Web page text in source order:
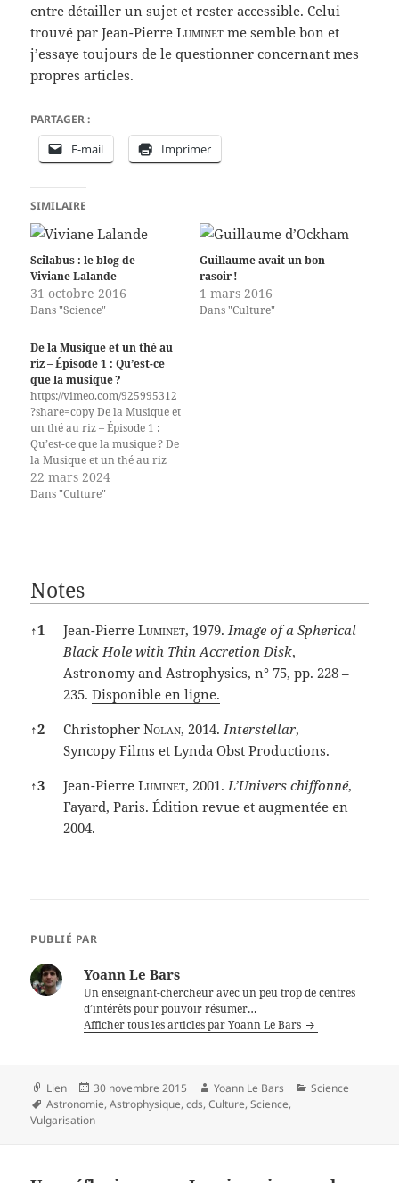
entre détailler un sujet et rester accessible. Celui
trouvé par Jean-PierreLuminet me semble bon et
j’essaye toujours de le questionner concernant mes
propres articles.
PARTAGER :
E-mail Imprimer
SIMILAIRE
Scilabus : le blog de
Viviane Lalande
31 octobre 2016
Dans "Science"
Guillaume avait un bon
rasoir !
1 mars 2016
Dans "Culture"
De la Musique et un thé au
riz – Épisode 1 : Qu’est-ce
que la musique ?
https://vimeo.com/925995312
?share=copy De la Musique et
un thé au riz – Épisode 1 :
Qu’est-ce que la musique ? De
la Musique et un thé au riz
est une série de vidéos qui
propose d’explorer la
22 mars 2024
Dans "Culture"
Notes
Notes
↑1 Jean-PierreLuminet, 1979. Image of a Spherical
Black Hole with Thin Accretion Disk,
Astronomy and Astrophysics, n° 75, pp. 228 –
235.Disponible en ligne.
↑2 ChristopherNolan, 2014. Interstellar,
Syncopy Films et Lynda Obst Productions.
↑3 Jean-PierreLuminet, 2001. L’Univers chiffonné,
Fayard, Paris. Édition revue et augmentée en
2004.
PUBLIÉ PAR
Yoann Le Bars
Un enseignant-chercheur avec un peu trop de centres
d’intérêts pour pouvoir résumer…
Afficher tous les articles par Yoann Le Bars
Format
Lien
Publié
le
30 novembre 2015 Auteur
Yoann Le Bars Catégories
Science
Mots-
clés
Astronomie,Astrophysique,cds,Culture,Science,
Vulgarisation